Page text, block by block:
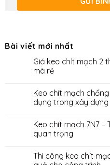
Bài viết mới nhất
Giá keo chít mạch 2
mà rẻ
Keo chít mạch
dụng trong xây dựng
Keo chít mạch 7N7 –
quan trọng
Thi công keo chít